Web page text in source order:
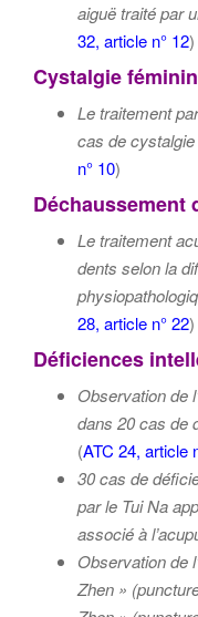
aiguë traité par
32, article n° 12)
Cystalgie
Le traitement
cas de
n° 10)
Déchaussement
Le traitement
dents selon la
28, article n° 22)
Déficiences
Observation de
dans 20 cas de
(ATC 24, article
30 cas de
par le Tui Na
associé à
Observation de
Zhen »